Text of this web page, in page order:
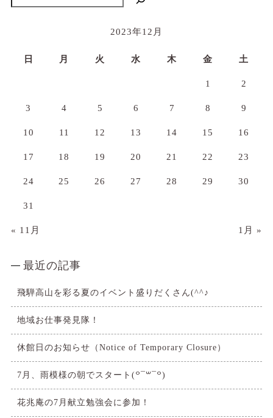
2023年12月
日 月 火 水 木 金 土
1 2
3 4 5 6 7 8 9
10 11 12 13 14 15 16
17 18 19 20 21 22 23
24 25 26 27 28 29 30
31
« 11月 1月 »
最近の記事
飛騨高山を彩る夏のイベント盛りだくさん(^^♪
地域お仕事発見隊！
休館日のお知らせ（Notice of Temporary Closure）
7月、雨模様の朝でスタート(꒪¯꒳​¯꒪)
花兆庵の7月献立勉強会に参加！